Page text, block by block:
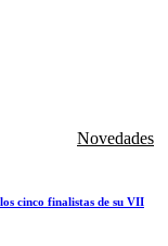
Novedades
cinco finalistas de su VII